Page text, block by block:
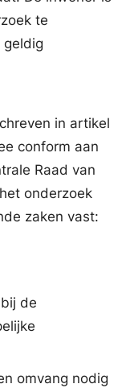
te
geldig
in artikel
conform aan
Raad van
onderzoek
zaken vast:
de
omvang nodig